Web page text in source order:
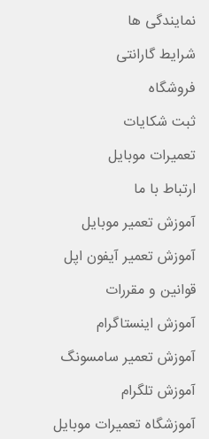
نمایندگی ها
شرایط گارانتی
فروشگاه
ثبت شکایات
تعمیرات موبایل
ارتباط با ما
آموزش تعمیر موبایل
آموزش تعمیر آیفون اپل
قوانین و مقررات
آموزش اینستاگرام
آموزش تعمیر سامسونگ
آموزش تلگرام
آموزشگاه تعمیرات موبایل